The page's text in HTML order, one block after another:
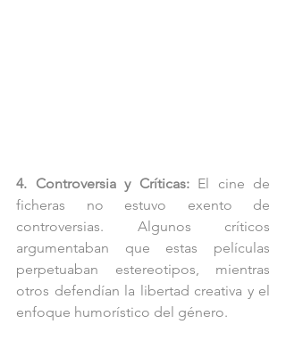
4. Controversia y Críticas: El cine de
ficheras no estuvo exento de
controversias. Algunos críticos
argumentaban que estas películas
perpetuaban estereotipos, mientras
otros defendían la libertad creativa y el
enfoque humorístico del género.